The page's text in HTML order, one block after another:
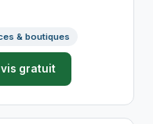
& boutiques
gratuit